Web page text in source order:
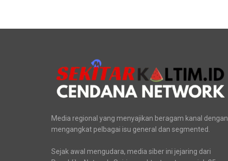
Media regional yang menyajikan beragam kanal dengan
mengangkat pelbagai isu general dan segmented.
Sejak awal mengudara, media siber ini jejaring dari